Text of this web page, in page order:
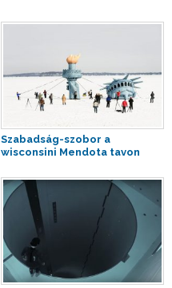
Szabadság-szobor a
wisconsini Mendota tavon